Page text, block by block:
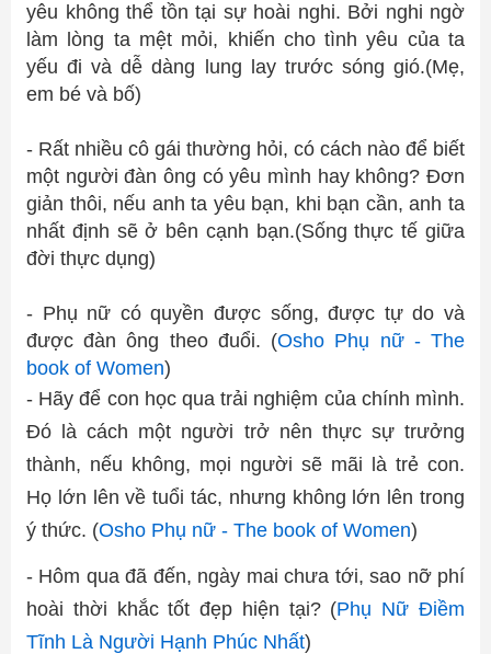
yêu không thể tồn tại sự hoài nghi. Bởi nghi ngờ
làm lòng ta mệt mỏi, khiến cho tình yêu của ta
yếu đi và dễ dàng lung lay trước sóng gió.(Mẹ,
em bé và bố)
- Rất nhiều cô gái thường hỏi, có cách nào để biết
một người đàn ông có yêu mình hay không? Đơn
giản thôi, nếu anh ta yêu bạn, khi bạn cần, anh ta
nhất định sẽ ở bên cạnh bạn.(Sống thực tế giữa
đời thực dụng)
- Phụ nữ có quyền được sống, được tự do và
được đàn ông theo đuổi. (Osho Phụ nữ - The
book of Women)
- Hãy để con học qua trải nghiệm của chính mình.
Đó là cách một người trở nên thực sự trưởng
thành, nếu không, mọi người sẽ mãi là trẻ con.
Họ lớn lên về tuổi tác, nhưng không lớn lên trong
ý thức. (Osho Phụ nữ - The book of Women)
- Hôm qua đã đến, ngày mai chưa tới, sao nỡ phí
hoài thời khắc tốt đẹp hiện tại? (Phụ Nữ Điềm
Tĩnh Là Người Hạnh Phúc Nhất)